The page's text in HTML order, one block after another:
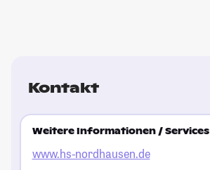
Kontakt
Weitere Informationen / Services
www.hs-nordhausen.de